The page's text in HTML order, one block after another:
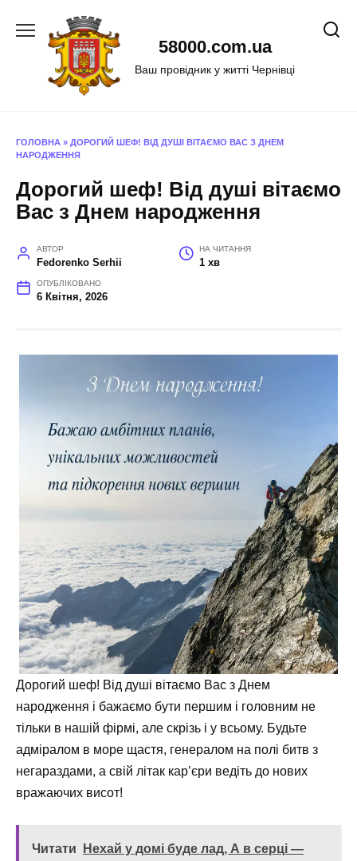
58000.com.ua
Ваш провідник у житті Чернівці
ГОЛОВНА » ДОРОГИЙ ШЕФ! ВІД ДУШІ ВІТАЄМО ВАС З ДНЕМ
НАРОДЖЕННЯ
Дорогий шеф! Від душі вітаємо
Вас з Днем народження
АВТОР
Fedorenko Serhii
НА ЧИТАННЯ
1 хв
ОПУБЛІКОВАНО
6 Квітня, 2026
Дорогий шеф! Від душі вітаємо Вас з Днем
народження і бажаємо бути першим і головним не
тільки в нашій фірмі, але скрізь і у всьому. Будьте
адміралом в море щастя, генералом на полі битв з
негараздами, а свій літак кар’єри ведіть до нових
вражаючих висот!
Читати
Нехай у домі буде лад, А в серці —